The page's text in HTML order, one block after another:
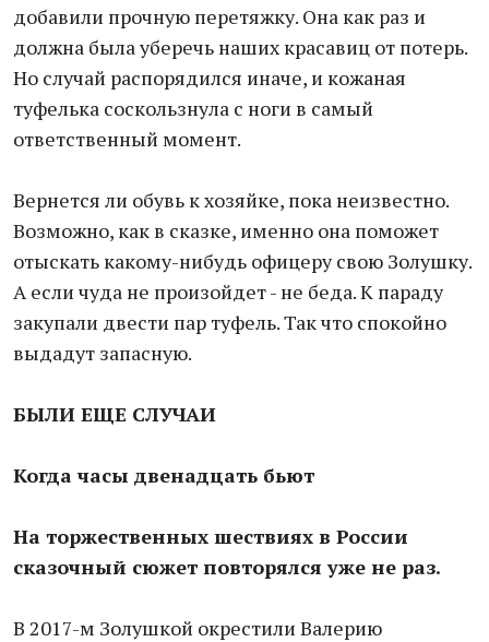
добавили прочную перетяжку. Она как раз и
должна была уберечь наших красавиц от потерь.
Но случай распорядился иначе, и кожаная
туфелька соскользнула с ноги в самый
ответственный момент.
Вернется ли обувь к хозяйке, пока неизвестно.
Возможно, как в сказке, именно она поможет
отыскать какому-нибудь офицеру свою Золушку.
А если чуда не произойдет - не беда. К параду
закупали двести пар туфель. Так что спокойно
выдадут запасную.
БЫЛИ ЕЩЕ СЛУЧАИ
Когда часы двенадцать бьют
На торжественных шествиях в России
сказочный сюжет повторялся уже не раз.
В 2017-м Золушкой окрестили Валерию